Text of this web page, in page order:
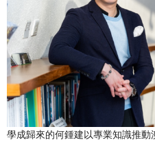
學成歸來的何鍾建以專業知識推動